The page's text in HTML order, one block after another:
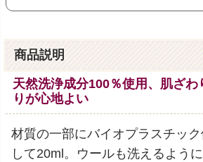
商品説明
天然洗浄成分100％使用、肌ざわ
りが心地よい
材質の一部にバイオプラスチッ
して20ml。ウールも洗えるよう